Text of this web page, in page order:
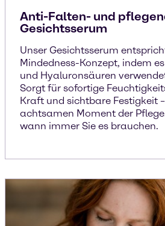
Anti-Falten- und
Gesichtsserum
Unser Gesichtsserum
Mindedness-Konzept, indem
und Hyaluronsäuren
Sorgt für sofortige
Kraft und sichtbare Festigkeit
achtsamen Moment der
wann immer Sie es brauchen.